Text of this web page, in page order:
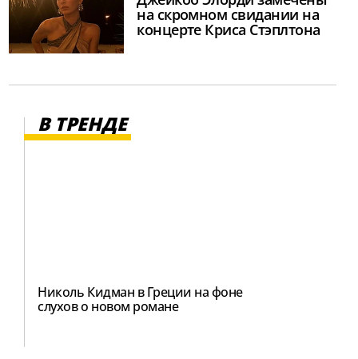
на скромном свидании на
концерте Криса Стэплтона
В ТРЕНДЕ
Николь Кидман в Греции на фоне
слухов о новом романе